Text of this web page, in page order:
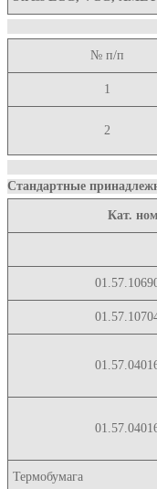
№ п/п
1
2
Стандартные
Кат.
Термобумага